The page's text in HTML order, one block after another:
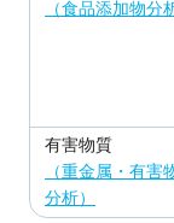
（食品添加物分
有害物質
（重金属・有害
分析）